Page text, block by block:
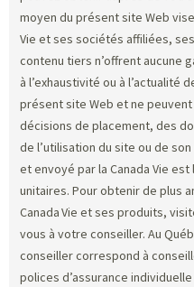
moyen du présent site Web
Vie et ses sociétés affiliées,
contenu tiers n’offrent aucune
à l’exhaustivité ou à l’actualité
présent site Web et ne
décisions de placement, des
de l’utilisation du site ou de
et envoyé par la Canada Vie
unitaires. Pour obtenir de plus
Canada Vie et ses produits,
vous à votre conseiller. Au
conseiller correspond à
polices d’assurance